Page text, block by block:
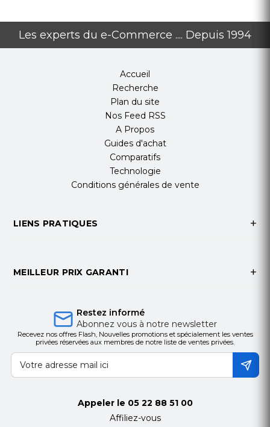
Les experts du e-Commerce .... Depuis 1994
Accueil
Recherche
Plan du site
Nos Feed RSS
A Propos
Guides d'achat
Comparatifs
Technologie
Conditions générales de vente
LIENS PRATIQUES
MEILLEUR PRIX GARANTI
Restez informé
Abonnez vous à notre newsletter
Recevez nos offres Flash, Nouvelles promotions et spécialement les ventes
privées réservées aux membres de notre liste de ventes privées.
Appeler le 05 22 88 51 00
Affiliez-vous